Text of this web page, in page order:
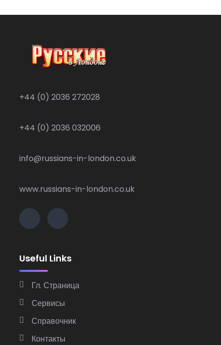
+44 (0) 2036 272028
+44 (0) 2036 032006
info@russians-in-london.co.uk
www.russians-in-london.co.uk
Useful Links
Гл. Страница
Сервисы
Справочник
Контакты